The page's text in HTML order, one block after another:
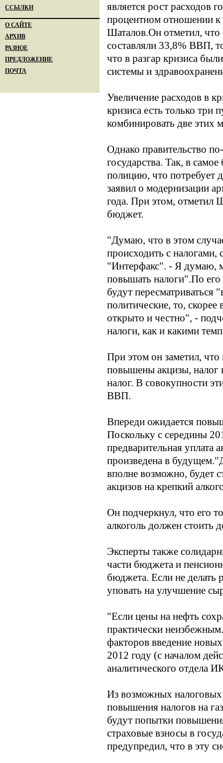
ССЫЛКИ
О САЙТЕ
АРХИВ
РАЗНОЕ
ПРЕДЛОЖЕНИЕ
ПОЧТА
является рост расходов
процентном отношении к
Шаталов.Он отметил, что
составляли 33,8% ВВП,
что в разгар кризиса
системы и
Увеличение расходов в
кризиса есть только три
комбинировать две этих
Однако правительство
государства. Так, в
полицию, что потребует
заявил о модернизации
года. При этом, отметил
бюджет.
"Думаю, что в этом
происходить с налогами,
"Интерфакс". - Я думаю,
повышать налоги".По его
будут
политические, то,
открыто и честно", -
налоги, как и какими
При этом он заметил,
повышены акцизы, налог
налог. В совокупности
ВВП.
Впереди ожидается
Поскольку с середины
предварительная уплата
произведена в
вполне возможно, будет
акцизов на крепкий
Он подчеркнул, что его
алкоголь должен стоить
Эксперты также
части бюджета и
бюджета. Если не делать
уповать на улучшение
"Если цены на нефть
практически
факторов введение
2012 году (с началом
аналитического отдела
Из возможных
повышения налогов на
будут попытки
страховые взносы в
предупредил, что в эту